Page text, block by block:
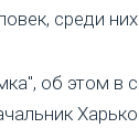
среди
об этом в